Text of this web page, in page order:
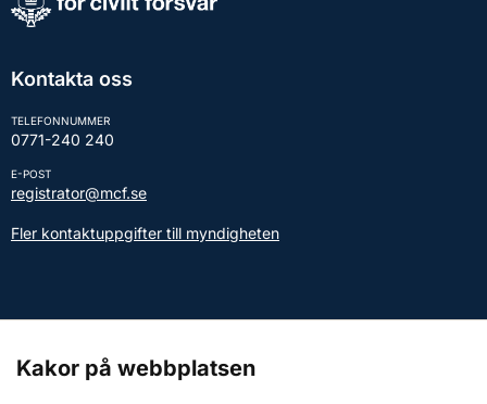
Kontakta oss
TELEFONNUMMER
0771-240 240
E-POST
registrator@mcf.se
Fler kontaktuppgifter till myndigheten
Kakor på webbplatsen